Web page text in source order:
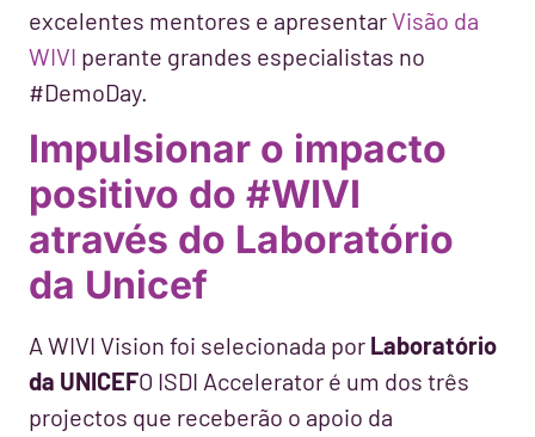
excelentes mentores e apresentarVisão da
WIVI perante grandes especialistas no
#DemoDay.
Impulsionar o impacto
positivo do #WIVI
através do Laboratório
da Unicef
A WIVI Vision foi selecionada por Laboratório
da UNICEFO ISDI Accelerator é um dos três
projectos que receberão o apoio da